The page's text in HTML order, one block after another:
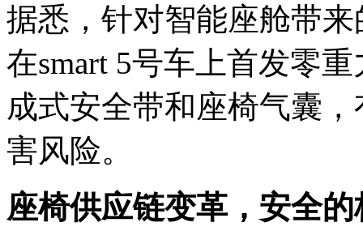
据悉，针对智能座舱带
在smart 5号车上首发零
成式安全带和座椅气囊
害风险。
座椅供应链变革，安全